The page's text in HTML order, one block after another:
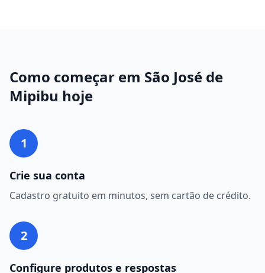
Como começar em São José de
Mipibu hoje
1
Crie sua conta
Cadastro gratuito em minutos, sem cartão de crédito.
2
Configure produtos e respostas